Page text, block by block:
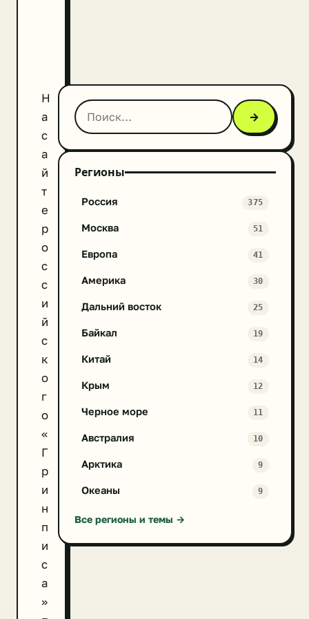
Н
а
с
а
й
т
е
р
о
с
с
и
й
с
к
о
г
о
«
Г
р
и
н
п
и
с
а
»
→
Регионы
Россия 375
Москва 51
Европа 41
Америка 30
Дальний восток 25
Байкал 19
Китай 14
Крым 12
Черное море 11
Австралия 10
Арктика 9
Океаны 9
Все регионы и темы →